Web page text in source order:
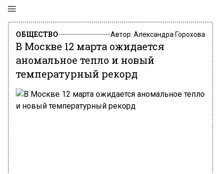
ОБЩЕСТВО Автор: Александра Горохова
В Москве 12 марта ожидается
аномальное тепло и новый
температурный рекорд